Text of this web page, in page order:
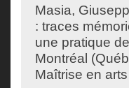
Masia,
: traces
une pratique
Montréal
Maîtrise en